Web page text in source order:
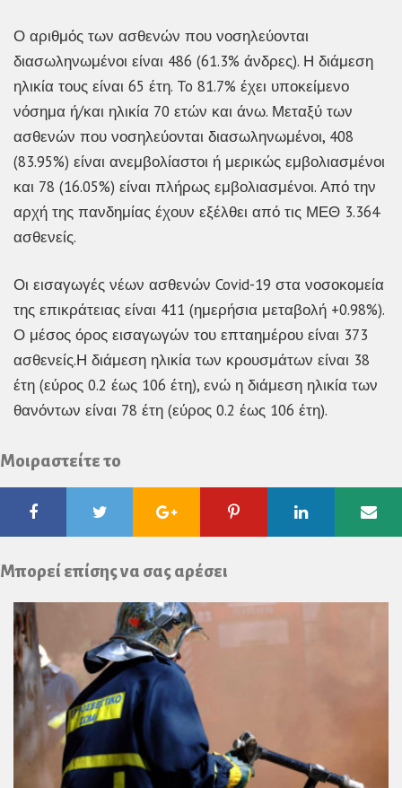
Ο αριθμός των ασθενών που νοσηλεύονται
διασωληνωμένοι είναι 486 (61.3% άνδρες). Η διάμεση
ηλικία τους είναι 65 έτη. To 81.7% έχει υποκείμενο
νόσημα ή/και ηλικία 70 ετών και άνω. Μεταξύ των
ασθενών που νοσηλεύονται διασωληνωμένοι, 408
(83.95%) είναι ανεμβολίαστοι ή μερικώς εμβολιασμένοι
και 78 (16.05%) είναι πλήρως εμβολιασμένοι. Από την
αρχή της πανδημίας έχουν εξέλθει από τις ΜΕΘ 3.364
ασθενείς.
Οι εισαγωγές νέων ασθενών Covid-19 στα νοσοκομεία
της επικράτειας είναι 411 (ημερήσια μεταβολή +0.98%).
Ο μέσος όρος εισαγωγών του επταημέρου είναι 373
ασθενείς.Η διάμεση ηλικία των κρουσμάτων είναι 38
έτη (εύρος 0.2 έως 106 έτη), ενώ η διάμεση ηλικία των
θανόντων είναι 78 έτη (εύρος 0.2 έως 106 έτη).
Μοιραστείτε το
FacebookTwitter Google
Plus
Pinterest Linkedin
Μπορεί επίσης να σας αρέσει